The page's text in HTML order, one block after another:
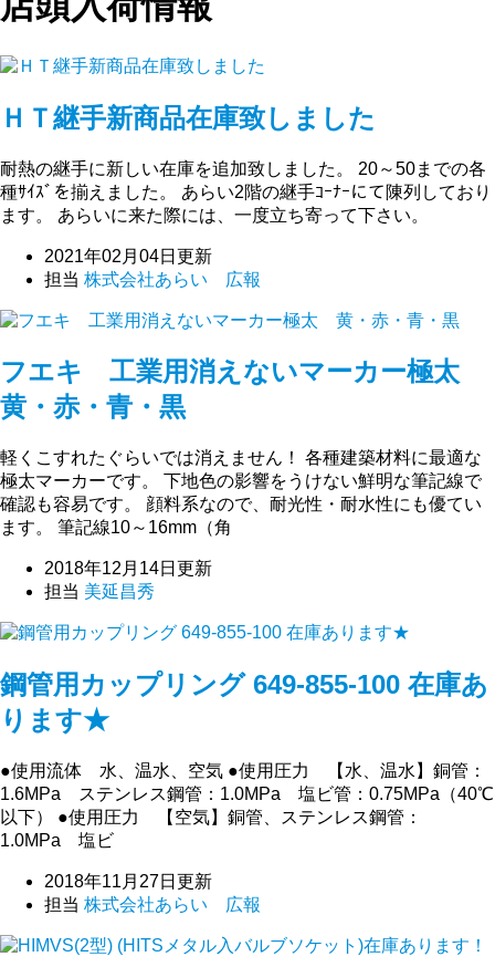
ＨＴ継手新商品在庫致しました
耐熱の継手に新しい在庫を追加致しました。 20～50までの各
種ｻｲｽﾞを揃えました。 あらい2階の継手ｺｰﾅｰにて陳列しており
ます。 あらいに来た際には、一度立ち寄って下さい。
2021年02月04日更新
担当 株式会社あらい 広報
フエキ 工業用消えないマーカー極太
黄・赤・青・黒
軽くこすれたぐらいでは消えません！ 各種建築材料に最適な
極太マーカーです。 下地色の影響をうけない鮮明な筆記線で
確認も容易です。 顔料系なので、耐光性・耐水性にも優てい
ます。 筆記線10～16mm（角
2018年12月14日更新
担当 美延昌秀
鋼管用カップリング 649-855-100 在庫あ
ります★
●使用流体 水、温水、空気 ●使用圧力 【水、温水】銅管：
1.6MPa ステンレス鋼管：1.0MPa 塩ビ管：0.75MPa（40℃
以下） ●使用圧力 【空気】銅管、ステンレス鋼管：
1.0MPa 塩ビ
2018年11月27日更新
担当 株式会社あらい 広報